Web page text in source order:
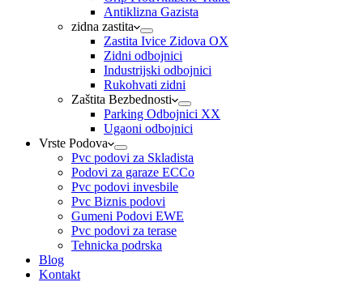
Antiklizna Gazista
zidna zastita
Zastita Ivice Zidova OX
Zidni odbojnici
Industrijski odbojnici
Rukohvati zidni
Zaštita Bezbednosti
Parking Odbojnici XX
Ugaoni odbojnici
Vrste Podova
Pvc podovi za Skladista
Podovi za garaze ECCo
Pvc podovi invesbile
Pvc Biznis podovi
Gumeni Podovi EWE
Pvc podovi za terase
Tehnicka podrska
Blog
Kontakt